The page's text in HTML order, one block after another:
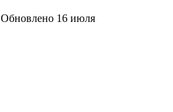
Обновлено 16 июля